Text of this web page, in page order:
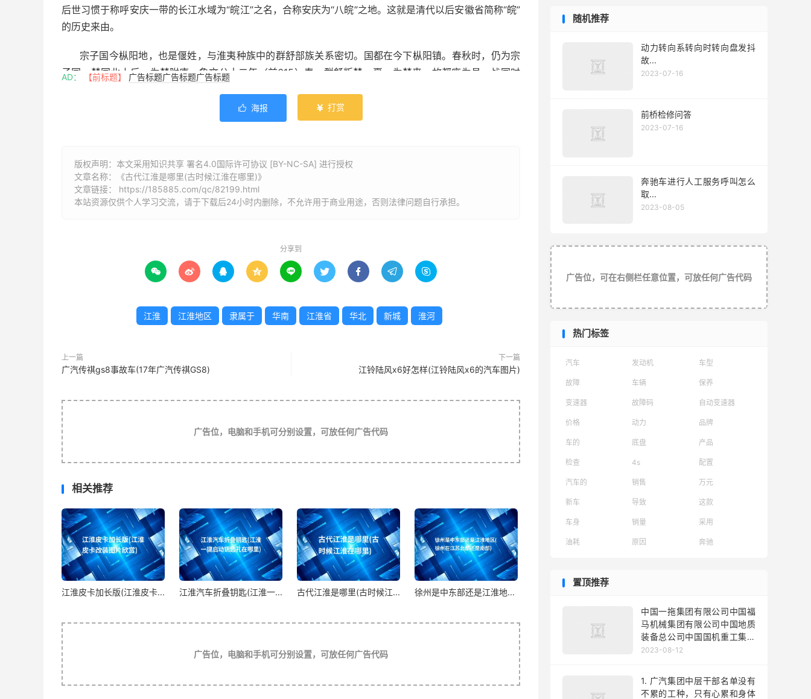
后世习惯于称呼安庆一带的长江水域为“皖江”之名，合称安庆为“八皖”之地。这就是清代以后安徽省简称“皖”
的历史来由。
宗子国今枞阳地，也是偃姓，与淮夷种族中的群舒部族关系密切。国都在今下枞阳镇。春秋时，仍为宗
子国，楚国北上后，为楚附庸。鲁文公十二年（前615）春，群舒叛楚。夏，为楚来，故都废为邑。战国时
桐子国，偃姓，在今桐城市北，与群舒方国关系密切。春秋时期，先后为北上争雄的南方大国吴、越、
还有一个舒国，地跨今庐江与桐城，都会在今庐江县城池乡，偃姓。这个方国比较分散，有舒蓼、舒
庸、舒鸠、舒龙、舒鲍、舒龚等部落，皆同宗异国，统称“群舒”。春秋后期，相继被楚消灭。舒国成为舒邑
（县），是后来庐江郡的治所，县城仍在今庐江县西南40里的城池乡城池村。
2. 古时候江淮在哪里
安徽在三国时期所处当时的扬州。
现代安徽在三国时代是两个部分组成的，魏国拥有扬州的一小部分，寿春是魏国扬州的制所，合肥是后
现在的安徽省淮南市寿县在三国时叫寿春，汉朝末年，寿春成为军阀袁术的基地。袁术后来自称皇帝，
城”，就是现在安徽省合肥市的前身。
另外孙吴所辖的扬州的一部分也属于现安徽省，隶属于扬州。扬州辖境相当于今安徽淮河和江苏长江以
南及江西、浙江、福建三省，湖北东部、河南东南部。今安徽的很多地方都在扬州境内。
3. 江淮在哪个省
江苏曾经分家，分为江苏省与江淮省。江淮省辖淮安府、江宁府、徐州府、扬州府、海州直隶州、通州
直隶州，大致为今南京市、徐州市、连云港市、盐城市、扬州市、泰州市（不含靖江）、南通市（不含海
门、启东）、宿迁市（不含泗洪）、淮安市（不含盱眙）、镇江句容及现隶属于安徽宿州的萧县、砀山等
地。江淮省省会清江浦则是今淮安市清江浦区。
4. 我国江淮地区在哪里
江淮，顾名思义，指的是“江”（长江）与“淮”（淮河）一带，狭义上指长江中下游至淮河之间的地区，今
特指今江苏、安徽的中部地区。
江淮位于江苏省和安徽省的长江中下游至淮河一带，主要由长江、淮河沖积而成。地势低洼，海拔一般
在10米以下，水网交织，湖泊众多。受地质构造和上升运动的影响 ，沿江一带平原形成了2~3级阶地，分布
AD： 【前标题】 广告标题广告标题广告标题
 海报  打赏
版权声明：本文采用知识共享 署名4.0国际许可协议 [BY-NC-SA] 进行授权
文章名称：《古代江淮是哪里(古时候江淮在哪里)》
文章链接： https://185885.com/qc/82199.html
本站资源仅供个人学习交流，请于下载后24小时内删除，不允许用于商业用途，否则法律问题自行承担。
分享到
        
江淮 江淮地区 隶属于 华南 江淮省 华北 新城 淮河
上一篇
广汽传祺gs8事故车(17年广汽传祺GS8)
下一篇
江铃陆风x6好怎样(江铃陆风x6的汽车图片)
广告位，电脑和手机可分别设置，可放任何广告代码
相关推荐
江淮皮卡加长版(江淮皮卡... 江淮汽车折叠钥匙(江淮一... 古代江淮是哪里(古时候江... 徐州是中东部还是江淮地...
广告位，电脑和手机可分别设置，可放任何广告代码
随机推荐
动力转向系转向时转向盘发抖
故...
2023-07-16
前桥检修问答
2023-07-16
奔驰车进行人工服务呼叫怎么
取...
2023-08-05
广告位，可在右侧栏任意位置，可放任何广告代码
热门标签
汽车 发动机 车型
故障 车辆 保养
变速器 故障码 自动变速器
价格 动力 品牌
车的 底盘 产品
检查 4s 配置
汽车的 销售 万元
新车 导致 这款
车身 销量 采用
油耗 原因 奔驰
置顶推荐
中国一拖集团有限公司中国福
马机械集团有限公司中国地质
装备总公司中国国机重工集团
有限公司工贸企业中国机械设
工程股份有限公司中国海洋航
空集团公司江苏苏美达集团有
2023-08-12
1. 广汽集团中层干部名单没有
不累的工种，只有心累和身体